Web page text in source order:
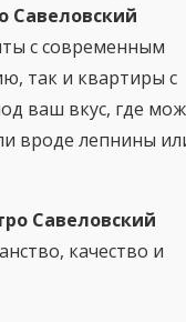
Савеловский
с современным
так и квартиры с
ваш вкус, где
вроде лепнины
Савеловский
качество и